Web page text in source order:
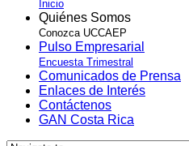
Inicio
Quiénes Somos
Conozca UCCAEP
Pulso Empresarial
Encuesta Trimestral
Comunicados de Prensa
Enlaces de Interés
Contáctenos
GAN Costa Rica